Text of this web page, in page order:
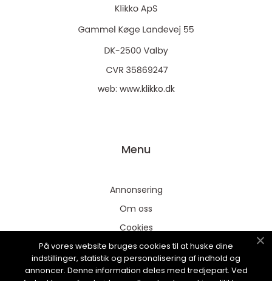
web: www.klikko.dk
Menu
Annonsering
Om oss
Cookies
Kontakta oss
Sitemap
På vores website bruges cookies til at huske dine
indstillinger, statistik og personalisering af indhold og
annoncer. Denne information deles med tredjepart. Ved